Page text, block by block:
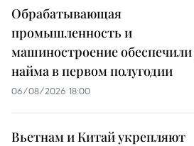
Обрабатывающая
промышленность и
машиностроение обеспечили
найма в первом полугодии
06/08/2026 18:00
Вьетнам и Китай укрепляют